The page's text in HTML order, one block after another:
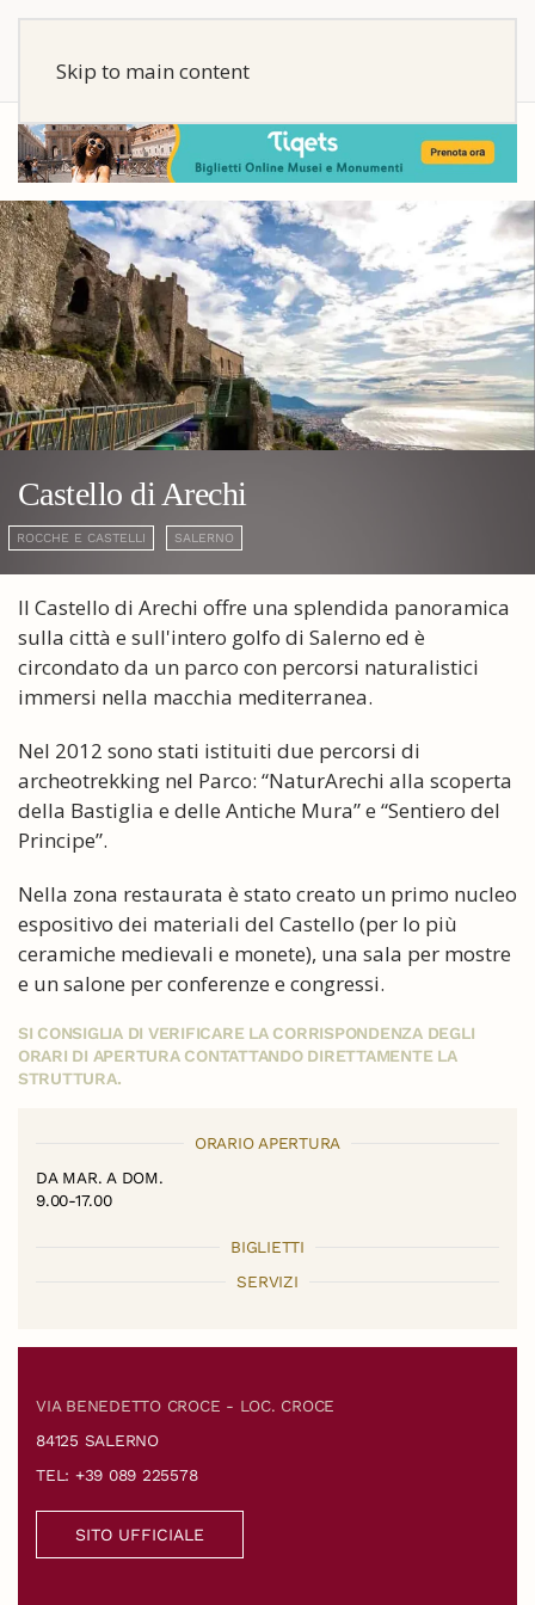
Skip to main content
Castello di Arechi
ROCCHE E CASTELLI SALERNO
Il Castello di Arechi offre una splendida panoramica
sulla città e sull'intero golfo di Salerno ed è
circondato da un parco con percorsi naturalistici
immersi nella macchia mediterranea.
Nel 2012 sono stati istituiti due percorsi di
archeotrekking nel Parco: “NaturArechi alla scoperta
della Bastiglia e delle Antiche Mura” e “Sentiero del
Principe”.
Nella zona restaurata è stato creato un primo nucleo
espositivo dei materiali del Castello (per lo più
ceramiche medievali e monete), una sala per mostre
e un salone per conferenze e congressi.
SI CONSIGLIA DI VERIFICARE LA CORRISPONDENZA DEGLI
ORARI DI APERTURA CONTATTANDO DIRETTAMENTE LA
STRUTTURA.
ORARIO APERTURA
DA MAR. A DOM.
9.00-17.00
BIGLIETTI
SERVIZI
VIA BENEDETTO CROCE - LOC. CROCE
84125 SALERNO
TEL: +39 089 225578
SITO UFFICIALE